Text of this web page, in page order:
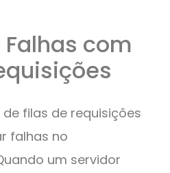
com
filas de requisições
falhas no
um servidor